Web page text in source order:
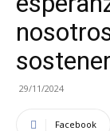
29/11/2024
Facebook